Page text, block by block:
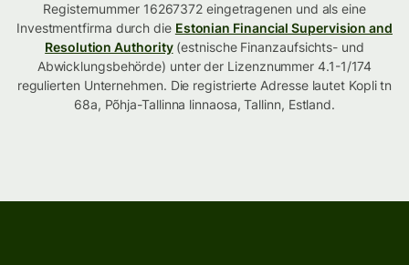
Registernummer 16267372 eingetragenen und als eine
Investmentfirma durch die Estonian Financial Supervision and
Resolution Authority(estnische Finanzaufsichts- und
Abwicklungsbehörde) unter der Lizenznummer 4.1-1/174
regulierten Unternehmen. Die registrierte Adresse lautet Kopli tn
68a, Põhja-Tallinna linnaosa, Tallinn, Estland.